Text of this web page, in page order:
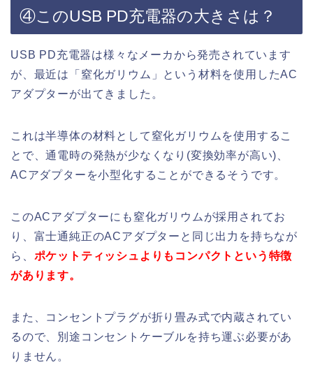
④このUSB PD充電器の大きさは？
USB PD充電器は様々なメーカから発売されています
が、最近は「窒化ガリウム」という材料を使用したAC
アダプターが出てきました。
これは半導体の材料として窒化ガリウムを使用するこ
とで、通電時の発熱が少なくなり(変換効率が高い)、
ACアダプターを小型化することができるそうです。
このACアダプターにも窒化ガリウムが採用されてお
り、富士通純正のACアダプターと同じ出力を持ちなが
ら、 ポケットティッシュよりもコンパクトという特徴
があります。
また、コンセントプラグが折り畳み式で内蔵されてい
るので、別途コンセントケーブルを持ち運ぶ必要があ
りません。